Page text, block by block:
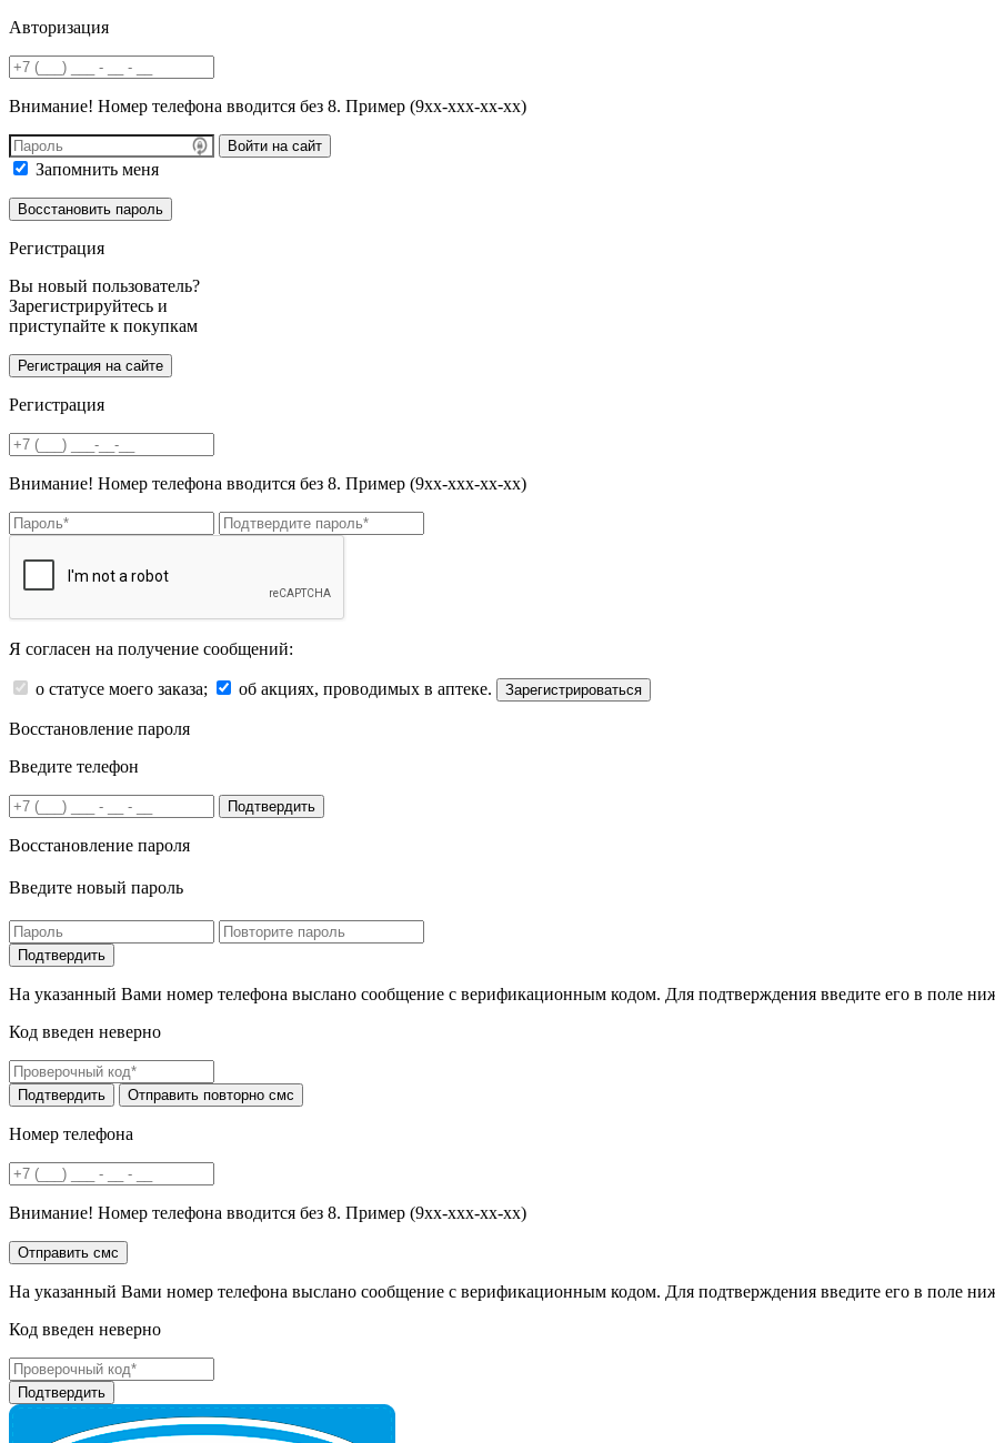
Авторизация
Внимание! Номер телефона вводится без 8. Пример (9хх-ххх-хх-хх)
Войти на сайт
Запомнить меня
Регистрация
Вы новый пользователь?
Зарегистрируйтесь и
приступайте к покупкам
Регистрация
Внимание! Номер телефона вводится без 8. Пример (9хх-ххх-хх-хх)
Я согласен на получение сообщений:
о статусе моего заказа; об акциях, проводимых в аптеке. Зарегистрироваться
Восстановление пароля
Введите телефон
Подтвердить
Восстановление пароля
Введите новый пароль
На указанный Вами номер телефона выслано сообщение с верификационным кодом. Для подтверждения введите его в поле
Код введен неверно
Номер телефона
Внимание! Номер телефона вводится без 8. Пример (9хх-ххх-хх-хх)
На указанный Вами номер телефона выслано сообщение с верификационным кодом. Для подтверждения введите его в поле
Код введен неверно